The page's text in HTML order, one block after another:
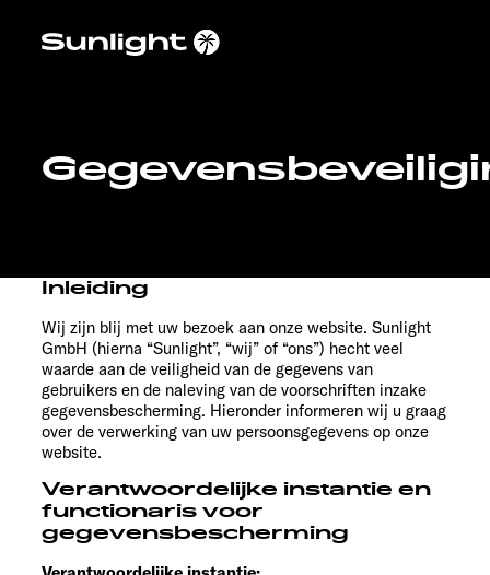
Modeloverzicht
Vind jouw Sunlight
Vind jouw dealer
Ontdek
Inleiding
Wij zijn blij met uw bezoek aan onze website. Sunlight
GmbH (hierna “Sunlight”, “wij” of “ons”) hecht veel
waarde aan de veiligheid van de gegevens van
gebruikers en de naleving van de voorschriften inzake
gegevensbescherming. Hieronder informeren wij u graag
over de verwerking van uw persoonsgegevens op onze
website.
Verantwoordelijke instantie en
functionaris voor
gegevensbescherming